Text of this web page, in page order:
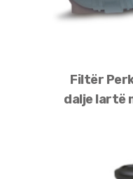
Filtër
dalje lartë